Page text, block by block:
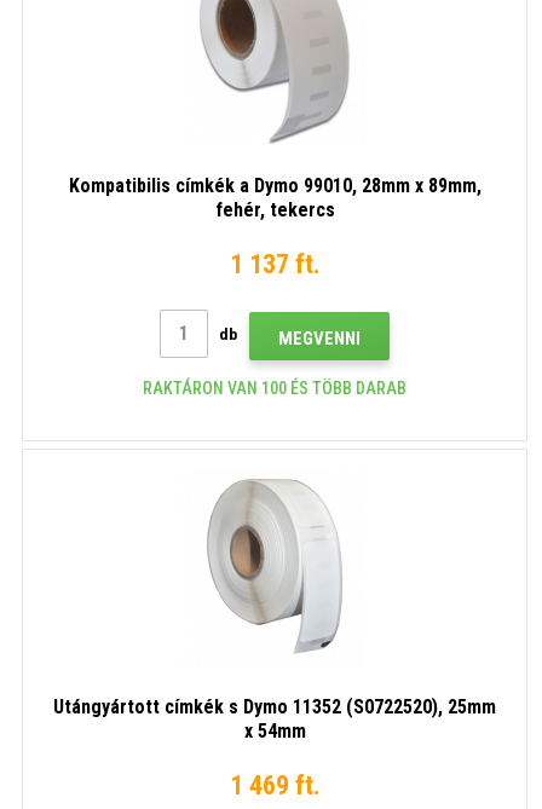
Kompatibilis címkék a Dymo 99010, 28mm x 89mm,
fehér, tekercs
1 137 ft.
db MEGVENNI
RAKTÁRON VAN 100 ÉS TÖBB DARAB
Utángyártott címkék s Dymo 11352 (S0722520), 25mm
x 54mm
1 469 ft.